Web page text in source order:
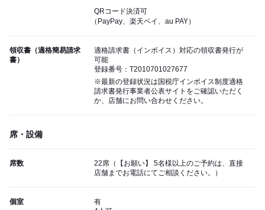
QRコード決済可
（PayPay、楽天ペイ、au PAY）
領収書（適格簡易請求
書）
適格請求書（インボイス）対応の領収書発行が
可能
登録番号：T2010701027677
※最新の登録状況は国税庁インボイス制度適格
請求書発行事業者公表サイトをご確認いただく
か、店舗にお問い合わせください。
席・設備
席数
22席（【お願い】 5名様以上のご予約は、直接
店舗までお電話にてご相談ください。）
個室
有